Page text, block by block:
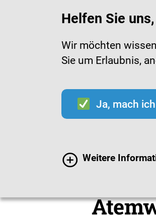
Helfen Sie
Wir möchten
Sie um Erlaubnis,
Ja, mach
Weitere